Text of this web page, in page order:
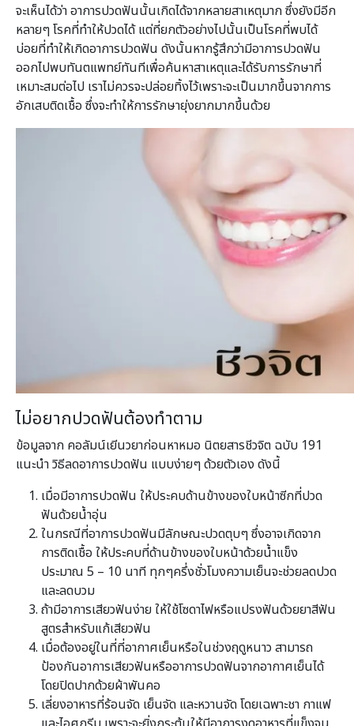
จะเห็นได้ว่า อาการปวดฟันนั้นเกิดได้จากหลายสาเหตุมาก ซึ่งยังมีอีก
หลายๆ โรคที่ทำให้ปวดได้ แต่ที่ยกตัวอย่างไปนั้นเป็นโรคที่พบได้
บ่อยที่ทำให้เกิดอาการปวดฟัน ดังนั้นหากรู้สึกว่ามีอาการปวดฟัน
ออกไปพบทันตแพทย์ทันทีเพื่อค้นหาสาเหตุและได้รับการรักษาที่
เหมาะสมต่อไป เราไม่ควรจะปล่อยทิ้งไว้เพราะจะเป็นมากขึ้นจากการ
อักเสบติดเชื้อ ซึ่งจะทำให้การรักษายุ่งยากมากขึ้นด้วย
ไม่อยากปวดฟันต้องทำตาม
ข้อมูลจาก คอลัมน์เยีนวยาก่อนหาหมอ นิตยสารชีวจิต ฉบับ 191
แนะนำ วิธีลดอาการปวดฟัน แบบง่ายๆ ด้วยตัวเอง ดังนี้
เมื่อมีอาการปวดฟัน ให้ประคบด้านข้างของใบหน้าซีกที่ปวด
ฟันด้วยน้ำอุ่น
ในกรณีที่อาการปวดฟันมีลักษณะปวดตุบๆ ซึ่งอาจเกิดจาก
การติดเชื้อ ให้ประคบที่ด้านข้างของใบหน้าด้วยน้ำแข็ง
ประมาณ 5 – 10 นาที ทุกๆครึ่งชั่วโมงความเย็นจะช่วยลดปวด
และลดบวม
ถ้ามีอาการเสียวฟันง่าย ให้ใช้โซดาไฟหรือแปรงฟันด้วยยาสีฟัน
สูตรสำหรับแก้เสียวฟัน
เมื่อต้องอยู่ในที่ที่อากาศเย็นหรือในช่วงฤดูหนาว สามารถ
ป้องกันอาการเสียวฟันหรืออาการปวดฟันจากอากาศเย็นได้
โดยปิดปากด้วยผ้าพันคอ
เลี่ยงอาหารที่ร้อนจัด เย็นจัด และหวานจัด โดยเฉพาะชา กาแฟ